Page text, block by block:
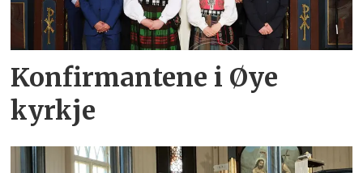
Konfirmantene i Øye
kyrkje